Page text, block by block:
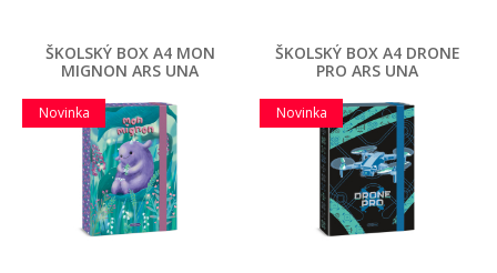
ŠKOLSKÝ BOX A4 MON
MIGNON ARS UNA
Novinka
ŠKOLSKÝ BOX A4 DRONE
PRO ARS UNA
Novinka